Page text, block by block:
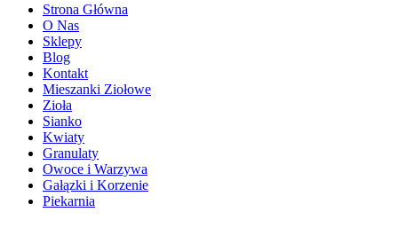
Strona Główna
O Nas
Sklepy
Blog
Kontakt
Mieszanki Ziołowe
Zioła
Sianko
Kwiaty
Granulaty
Owoce i Warzywa
Gałązki i Korzenie
Piekarnia